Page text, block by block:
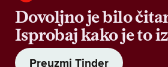
Dovoljno je bilo
Isprobaj kako je to
Preuzmi Tinder